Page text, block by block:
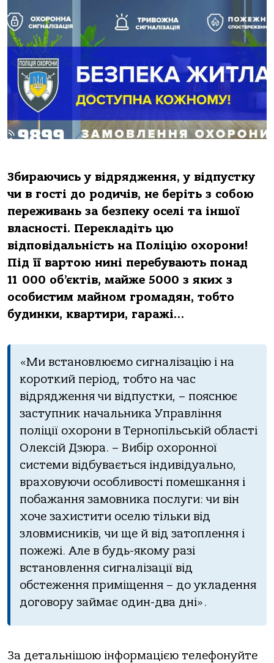
Збираючись у відрядження, у відпустку
чи в гості до родичів, не беріть з собою
переживань за безпеку оселі та іншої
власності. Перекладіть цю
відповідальність на Поліцію охорони!
Під її вартою нині перебувають понад
11 000 об’єктів, майже 5000 з яких з
особистим майном громадян, тобто
будинки, квартири, гаражі…
«Ми встановлюємо сигналізацію і на
короткий період, тобто на час
відрядження чи відпустки, – пояснює
заступник начальника Управління
поліції охорони в Тернопільській області
Олексій Дзюра. – Вибір охоронної
системи відбувається індивідуально,
враховуючи особливості помешкання і
побажання замовника послуги: чи він
хоче захистити оселю тільки від
зловмисників, чи ще й від затоплення і
пожежі. Але в будь-якому разі
встановлення сигналізації від
обстеження приміщення – до укладення
договору займає один-два дні».
За детальнішою інформацією телефонуйте